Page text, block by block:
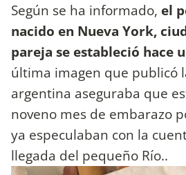
Según se ha informado, el
nacido en Nueva York,
pareja se estableció hace
última imagen que publicó
argentina aseguraba que
noveno mes de embarazo
ya especulaban con la
llegada del pequeño Río..